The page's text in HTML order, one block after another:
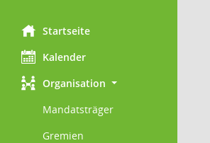
Startseite
Kalender
Organisation
Mandatsträger
Gremien